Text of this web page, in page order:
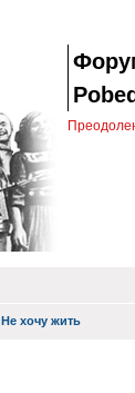
Не хочу жить